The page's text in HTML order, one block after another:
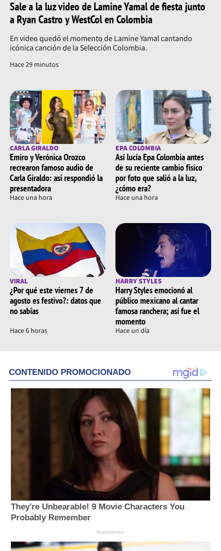
Sale a la luz video de Lamine Yamal de fiesta junto
a Ryan Castro y WestCol en Colombia
En video quedó el momento de Lamine Yamal cantando
icónica canción de la Selección Colombia.
Hace 29 minutos
CARLA GIRALDO
Emiro y Verónica Orozco
recrearon famoso audio de
Carla Giraldo: así respondió la
presentadora
Hace una hora
EPA COLOMBIA
Así lucía Epa Colombia antes
de su reciente cambio físico
por foto que salió a la luz,
¿cómo era?
Hace una hora
VIRAL
¿Por qué este viernes 7 de
agosto es festivo?: datos que
no sabías
Hace 6 horas
HARRY STYLES
Harry Styles emocionó al
público mexicano al cantar
famosa ranchera; así fue el
momento
Hace un día